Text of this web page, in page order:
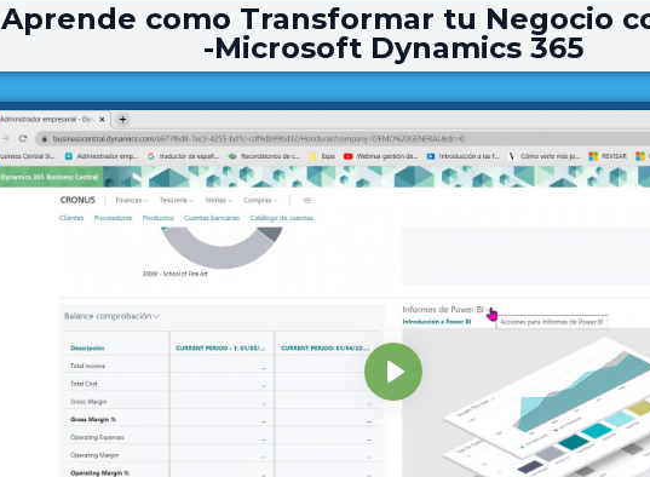
Aprende como Transformar tu Negocio
-Microsoft Dynamics 365